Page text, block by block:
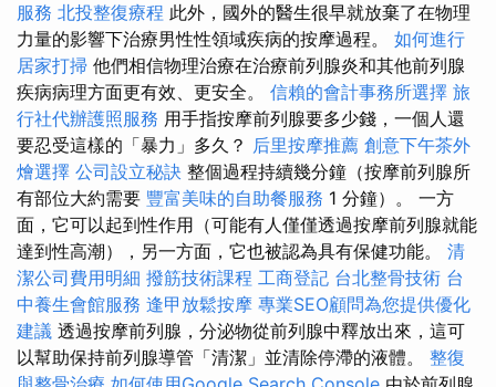
服務 北投整復療程 此外，國外的醫生很早就放棄了在物理
力量的影響下治療男性性領域疾病的按摩過程。 如何進行
居家打掃 他們相信物理治療在治療前列腺炎和其他前列腺
疾病病理方面更有效、更安全。 信賴的會計事務所選擇 旅
行社代辦護照服務 用手指按摩前列腺要多少錢，一個人還
要忍受這樣的「暴力」多久？ 后里按摩推薦 創意下午茶外
燴選擇 公司設立秘訣 整個過程持續幾分鐘（按摩前列腺所
有部位大約需要 豐富美味的自助餐服務 1 分鐘）。 一方
面，它可以起到性作用（可能有人僅僅透過按摩前列腺就能
達到性高潮），另一方面，它也被認為具有保健功能。 清
潔公司費用明細 撥筋技術課程 工商登記 台北整骨技術 台
中養生會館服務 逢甲放鬆按摩 專業SEO顧問為您提供優化
建議 透過按摩前列腺，分泌物從前列腺中釋放出來，這可
以幫助保持前列腺導管「清潔」並清除停滯的液體。 整復